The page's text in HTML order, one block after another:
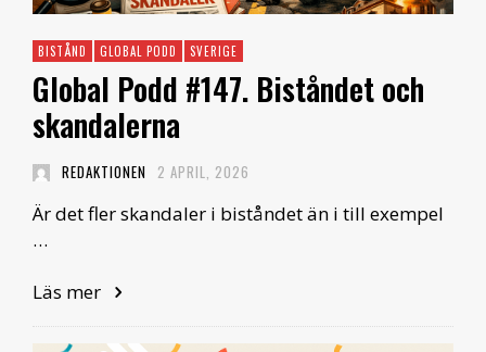
BISTÅND GLOBAL PODD SVERIGE
Global Podd #147. Biståndet och
skandalerna
REDAKTIONEN 2 APRIL, 2026
Är det fler skandaler i biståndet än i till exempel
…
Läs mer